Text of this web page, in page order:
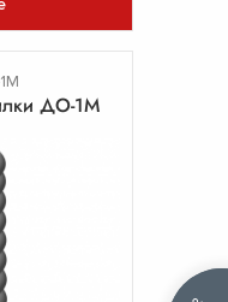
ДО-1М